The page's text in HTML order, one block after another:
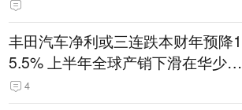
丰田汽车净利或三连跌本财年预降1
5.5% 上半年全球产销下滑在华少卖
14.3万辆
4